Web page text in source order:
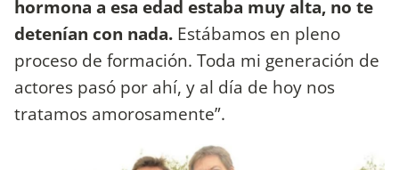
hormona a esa edad estaba muy alta, no te
detenían con nada. Estábamos en pleno
proceso de formación. Toda mi generación de
actores pasó por ahí, y al día de hoy nos
tratamos amorosamente”.